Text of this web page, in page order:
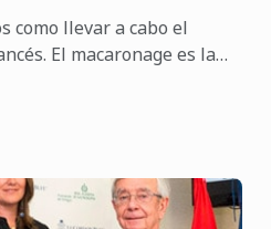
como llevar a cabo el
El macaronage es la